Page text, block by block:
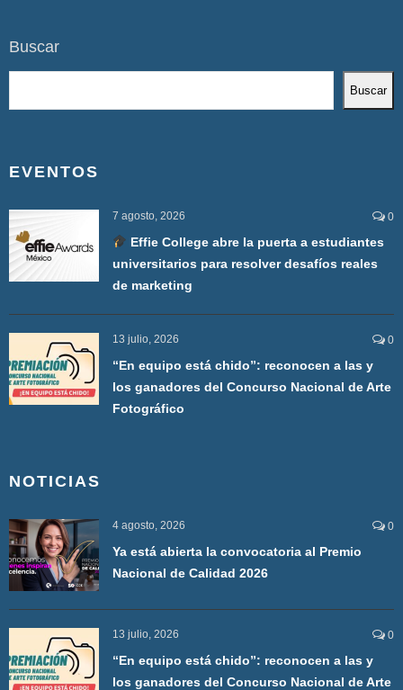
Buscar
Buscar
EVENTOS
7 agosto, 2026 0
Effie College abre la puerta a estudiantes
universitarios para resolver desafíos reales
de marketing
13 julio, 2026 0
“En equipo está chido”: reconocen a las y
los ganadores del Concurso Nacional de Arte
Fotográfico
NOTICIAS
4 agosto, 2026 0
Ya está abierta la convocatoria al Premio
Nacional de Calidad 2026
13 julio, 2026 0
“En equipo está chido”: reconocen a las y
los ganadores del Concurso Nacional de Arte